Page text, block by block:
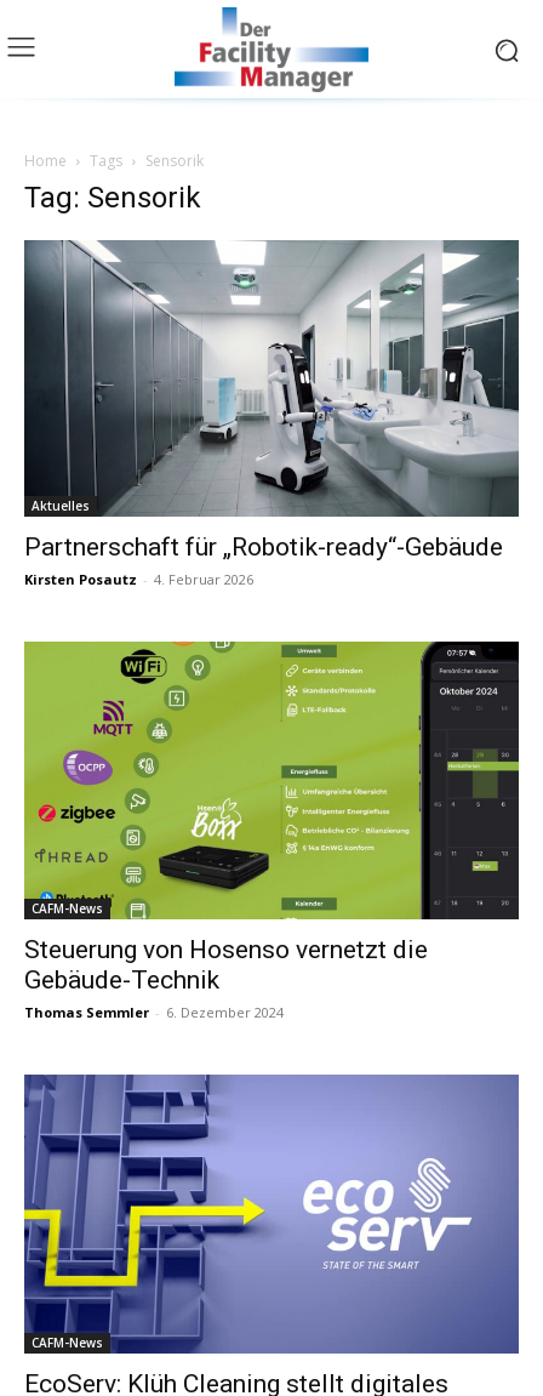
Home Tags Sensorik
Tag: Sensorik
Aktuelles
Partnerschaft für „Robotik-ready“-Gebäude
Kirsten Posautz - 4. Februar 2026
CAFM-News
Steuerung von Hosenso vernetzt die
Gebäude-Technik
Thomas Semmler - 6. Dezember 2024
CAFM-News
EcoServ: Klüh Cleaning stellt digitales